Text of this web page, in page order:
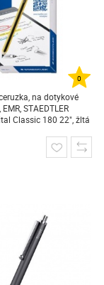
0
na dotykové
STAEDTLER
Classic 180 22", žltá